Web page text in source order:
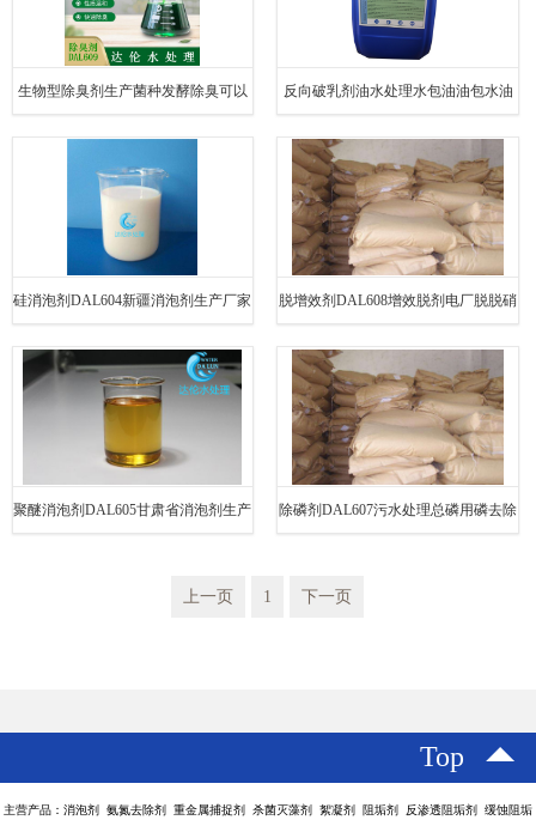
生物型除臭剂生产菌种发酵除臭可以
直接加到水中的除臭剂
反向破乳剂油水处理水包油油包水油
水分离
硅消泡剂DAL604新疆消泡剂生产厂家
直销消泡剂
脱增效剂DAL608增效脱剂电厂脱脱硝
添加剂
聚醚消泡剂DAL605甘肃省消泡剂生产 除磷剂DAL607污水处理总磷用磷去除
上一页 1 下一页
Top
主营产品：消泡剂 氨氮去除剂 重金属捕捉剂 杀菌灭藻剂 絮凝剂 阻垢剂 反渗透阻垢剂 缓蚀阻垢